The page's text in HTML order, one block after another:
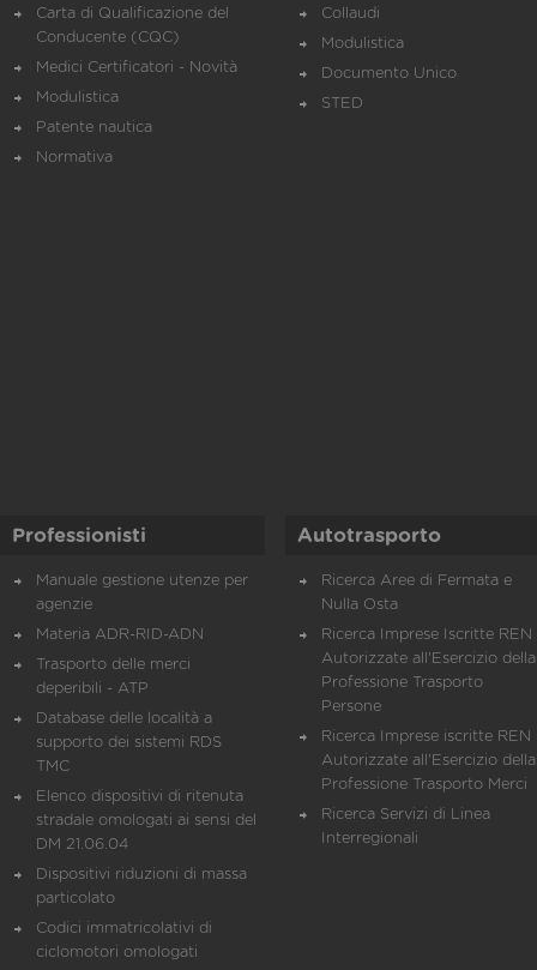
Carta di Qualificazione del
Conducente (CQC)
Medici Certificatori - Novità
Modulistica
Patente nautica
Normativa
Collaudi
Modulistica
Documento Unico
STED
Professionisti
Manuale gestione utenze per
agenzie
Materia ADR-RID-ADN
Trasporto delle merci
deperibili - ATP
Database delle località a
supporto dei sistemi RDS
TMC
Elenco dispositivi di ritenuta
stradale omologati ai sensi del
DM 21.06.04
Dispositivi riduzioni di massa
particolato
Codici immatricolativi di
ciclomotori omologati
Autotrasporto
Ricerca Aree di Fermata e
Nulla Osta
Ricerca Imprese Iscritte REN
Autorizzate all'Esercizio della
Professione Trasporto
Persone
Ricerca Imprese iscritte REN
Autorizzate all'Esercizio della
Professione Trasporto Merci
Ricerca Servizi di Linea
Interregionali